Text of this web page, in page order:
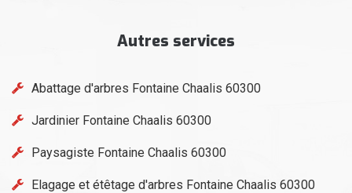
Autres services
Abattage d'arbres Fontaine Chaalis 60300
Jardinier Fontaine Chaalis 60300
Paysagiste Fontaine Chaalis 60300
Elagage et étêtage d'arbres Fontaine Chaalis 60300